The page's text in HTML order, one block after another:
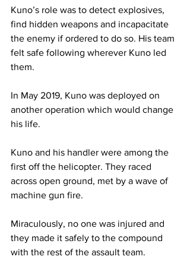
Kuno’s role was to detect explosives,
find hidden weapons and incapacitate
the enemy if ordered to do so. His team
felt safe following wherever Kuno led
them.
In May 2019, Kuno was deployed on
another operation which would change
his life.
Kuno and his handler were among the
first off the helicopter. They raced
across open ground, met by a wave of
machine gun fire.
Miraculously, no one was injured and
they made it safely to the compound
with the rest of the assault team.